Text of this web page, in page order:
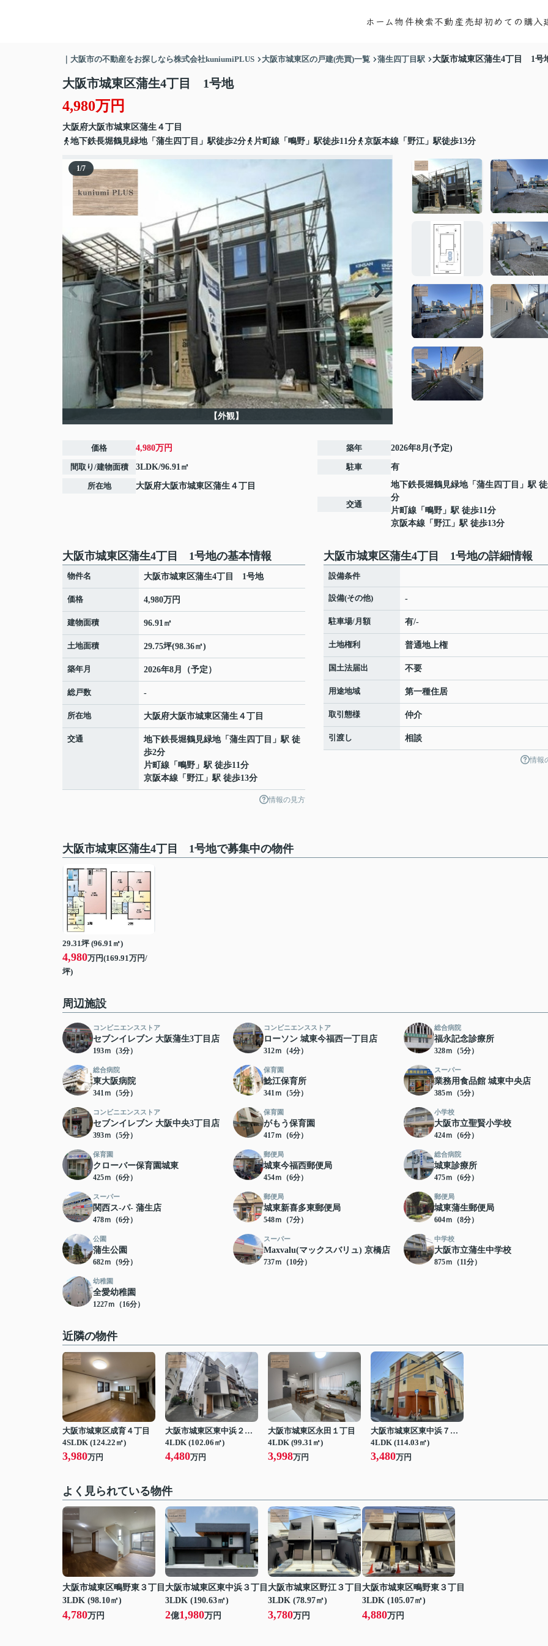
ホーム物件検索不動産売却初めての購入
｜大阪市の不動産をお探しなら株式会社kuniumiPLUS 大阪市城東区の戸建(売買)一覧 蒲生四丁目駅 大阪市城東区蒲生4丁目 1号
大阪市城東区蒲生4丁目 1号地
4,980万円
大阪府大阪市城東区蒲生 ４丁目
地下鉄長堀鶴見緑地「蒲生四丁目」駅徒歩2分
片町線「鴫野」駅徒歩11分 京阪本線「野江」駅徒歩13分
1/7
【外観】
価格 4,980万円
間取り/建物面積 3LDK/96.91㎡
所在地 大阪府大阪市城東区蒲生 ４丁目
築年 2026年8月(予定)
駐車 有
交通
地下鉄長堀鶴見緑地「 蒲生四丁目 」駅
分
片町線 「 鴫野 」駅 徒歩11分
京阪本線 「 野江」駅 徒歩13分
大阪市城東区蒲生4丁目 1号地の基本情報
物件名 大阪市城東区蒲生4丁目 1号地
価格 4,980万円
建物面積 96.91㎡
土地面積 29.75坪(98.36㎡)
築年月 2026年8月（予定）
総戸数 -
所在地 大阪府大阪市城東区蒲生 ４丁目
交通 地下鉄長堀鶴見緑地「 蒲生四丁目 」駅 徒
歩2分
片町線 「 鴫野 」駅 徒歩11分
京阪本線 「 野江」駅 徒歩13分
情報の見方
大阪市城東区蒲生4丁目 1号地の詳細情報
設備条件
設備(その他) -
駐車場/月額 有/-
土地権利 普通地上権
国土法届出 不要
用途地域 第一種住居
取引態様 仲介
引渡し 相談
情報
大阪市城東区蒲生4丁目 1号地で募集中の物件
29.31坪 (96.91㎡)
4,980万円(169.91万円/
坪)
周辺施設
コンビニエンスストア
セブンイレブン 大阪蒲生3丁目店
193ｍ（3分）
コンビニエンスストア
ローソン 城東今福西一丁目店
312ｍ（4分）
総合病院
福永記念診療所
328ｍ（5分）
総合病院
東大阪病院
341ｍ（5分）
保育園
鯰江保育所
341ｍ（5分）
スーパー
業務用食品館 城東中央店
385ｍ（5分）
コンビニエンスストア
セブンイレブン 大阪中央3丁目店
393ｍ（5分）
保育園
がもう保育園
417ｍ（6分）
小学校
大阪市立聖賢小学校
424ｍ（6分）
保育園
クローバー保育園城東
425ｍ（6分）
郵便局
城東今福西郵便局
454ｍ（6分）
総合病院
城東診療所
475ｍ（6分）
スーパー
関西ス-パ- 蒲生店
478ｍ（6分）
郵便局
城東新喜多東郵便局
548ｍ（7分）
郵便局
城東蒲生郵便局
604ｍ（8分）
公園
蒲生公園
682ｍ（9分）
スーパー
Maxvalu(マックスバリュ) 京橋店
737ｍ（10分）
中学校
大阪市立蒲生中学校
875ｍ（11分）
幼稚園
全愛幼稚園
1227ｍ（16分）
近隣の物件
大阪市城東区成育４丁目
4SLDK (124.22㎡)
3,980万円
大阪市城東区東中浜２丁目
4LDK (102.06㎡)
4,480万円
大阪市城東区永田１丁目
4LDK (99.31㎡)
3,998万円
大阪市城東区東中浜７丁目
4LDK (114.03㎡)
3,480万円
よく見られている物件
大阪市城東区鴫野東３丁目
3LDK (98.10㎡)
4,780万円
大阪市城東区東中浜３丁目
3LDK (190.63㎡)
2億1,980万円
大阪市城東区野江３丁目
3LDK (78.97㎡)
3,780万円
大阪市城東区鴫野東３丁目
3LDK (105.07㎡)
4,880万円